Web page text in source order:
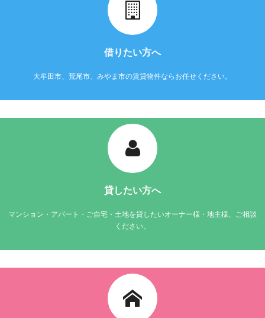
借りたい方へ
大牟田市、荒尾市、みやま市の賃貸物件ならお任せください。
貸したい方へ
マンション・アパート・ご自宅・土地を貸したいオーナー様・地主様、ご相談
ください。